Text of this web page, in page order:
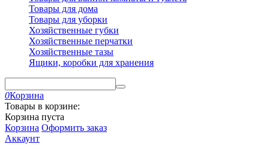
Товары для дома
Товары для уборки
Хозяйственные губки
Хозяйственные перчатки
Хозяйственные тазы
Ящики, коробки для хранения
0Корзина
Товары в корзине:
Корзина пуста
Корзина Оформить заказ
Аккаунт